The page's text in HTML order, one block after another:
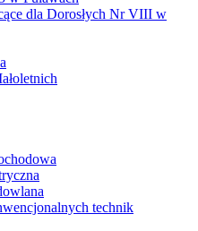
dla Dorosłych Nr VIII w
technik